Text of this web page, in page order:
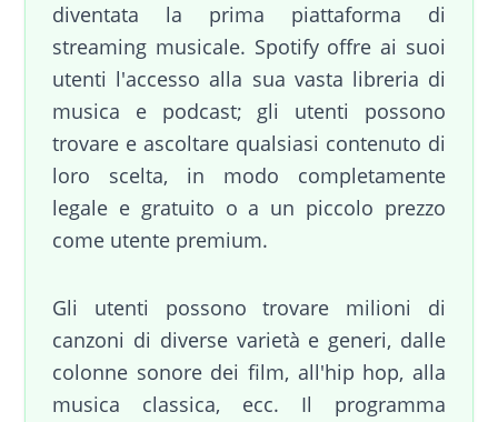
diventata la prima piattaforma di
streaming musicale. Spotify offre ai suoi
utenti l'accesso alla sua vasta libreria di
musica e podcast; gli utenti possono
trovare e ascoltare qualsiasi contenuto di
loro scelta, in modo completamente
legale e gratuito o a un piccolo prezzo
come utente premium.
Gli utenti possono trovare milioni di
canzoni di diverse varietà e generi, dalle
colonne sonore dei film, all'hip hop, alla
musica classica, ecc. Il programma